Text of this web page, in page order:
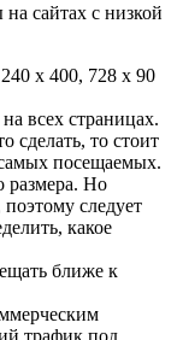
сайтах с низкой
х 400, 728 х 90
всех страницах.
сделать, то стоит
посещаемых.
размера. Но
следует
какое
ближе к
трафик под